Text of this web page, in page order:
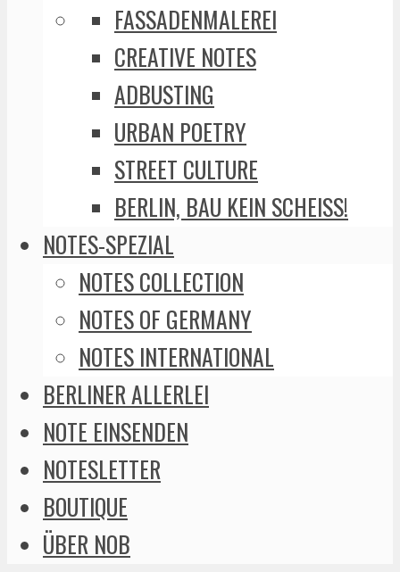
FASSADENMALEREI
CREATIVE NOTES
ADBUSTING
URBAN POETRY
STREET CULTURE
BERLIN, BAU KEIN SCHEISS!
NOTES-SPEZIAL
NOTES COLLECTION
NOTES OF GERMANY
NOTES INTERNATIONAL
BERLINER ALLERLEI
NOTE EINSENDEN
NOTESLETTER
BOUTIQUE
ÜBER NOB